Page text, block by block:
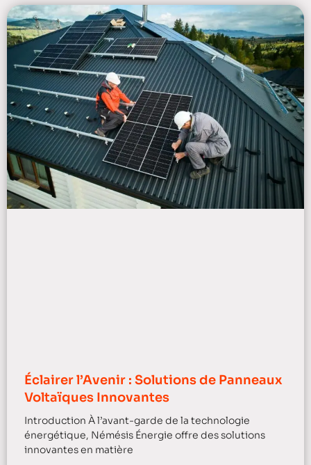
Éclairer l’Avenir : Solutions de Panneaux
Voltaïques Innovantes
Introduction À l’avant-garde de la technologie
énergétique, Némésis Énergie offre des solutions
innovantes en matière